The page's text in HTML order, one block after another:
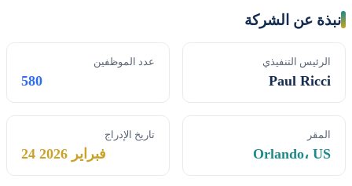
نبذة عن الشركة
الرئيس التنفيذي
Paul Ricci
عدد الموظفين
580
المقر
Orlando، US
تاريخ الإدراج
24 فبراير 2026